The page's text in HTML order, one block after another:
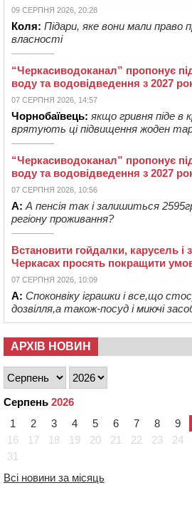
09 СЕРПНЯ 2026, 20:28
Коля: Підари, яке вони мали право
власності
“Черкасиводоканал” пропонує
воду та водовідведення з 2027
07 СЕРПНЯ 2026, 14:57
Чорнобаївець: якщо гривня піде в
врятують ці підвищення жоден
“Черкасиводоканал” пропонує
воду та водовідведення з 2027
07 СЕРПНЯ 2026, 10:56
А: А пенсія так і залишиться
регіону проживання?
Встановити гойдалки, карусель і
Черкасах просять покращити
07 СЕРПНЯ 2026, 10:09
А: Споконвіку іграшки і все,що
дозвілля,а також-посуд і миючі
АРХІВ НОВИН
Серпень 2026
1
2 3 4 5 6 7 8 9
16
17 18 19 20 21 22 23 24
31
Всі новини за місяць